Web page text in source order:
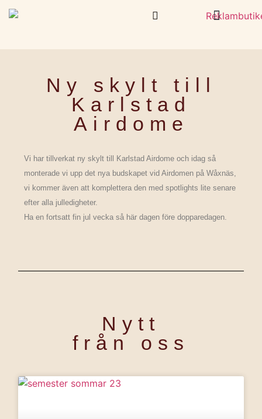
Ny skylt till
Karlstad
Airdome
Vi har tillverkat ny skylt till Karlstad Airdome och idag så
monterade vi upp det nya budskapet vid Airdomen på Wåxnäs,
vi kommer även att komplettera den med spotlights lite senare
efter alla julledigheter.
Ha en fortsatt fin jul vecka så här dagen före dopparedagen.
Nytt
från oss